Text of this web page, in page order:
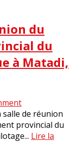
du
du
à Matadi,
salle de réunion
provincial du
Lire la